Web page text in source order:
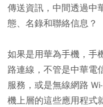
傳送資訊，中間透過中
態、名錄和聯絡信息？
如果是用華為手機，手
路連線，不管是中華電
服務，或是無線網路
機上層的這些應用程式